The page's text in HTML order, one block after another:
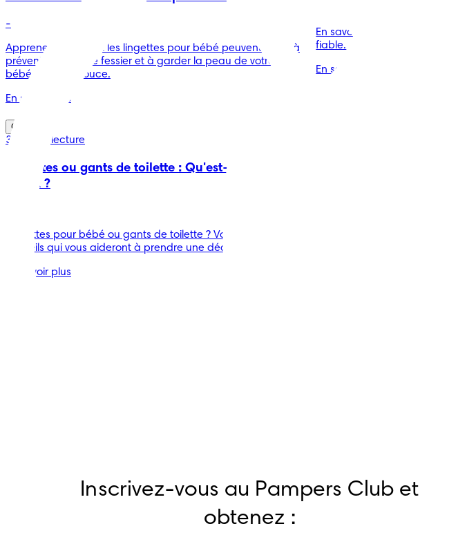
-
Apprenez comment les lingettes pour bébé peuvent aider à
prévenir l'érythème fessier et à garder la peau de votre
bébé saine et douce.
En savoir plus
En savoir plus sur ce qui rend
fiable.
En savoir plus
Conseils
3 min de lecture
Lingettes ou gants de toilette : Qu'est-ce qui est le
mieux ?
Lingettes pour bébé ou gants de toilette ? Voici quelques
conseils qui vous aideront à prendre une décision.
En savoir plus
Inscrivez-vous au Pampers Club et
obtenez :